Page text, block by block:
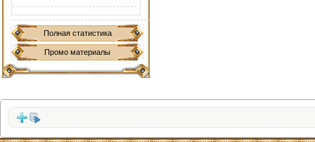
Полная статистика
Промо материалы